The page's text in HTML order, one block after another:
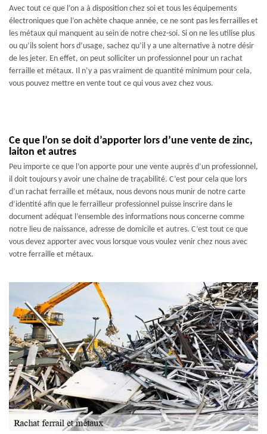
Avec tout ce que l’on a à disposition chez soi et tous les équipements
électroniques que l’on achète chaque année, ce ne sont pas les ferrailles et
les métaux qui manquent au sein de notre chez-soi. Si on ne les utilise plus
ou qu’ils soient hors d’usage, sachez qu’il y a une alternative à notre désir
de les jeter. En effet, on peut solliciter un professionnel pour un rachat
ferraille et métaux. Il n’y a pas vraiment de quantité minimum pour cela,
vous pouvez mettre en vente tout ce qui vous avez chez vous.
Ce que l’on se doit d’apporter lors d’une vente de zinc,
laiton et autres
Peu importe ce que l’on apporte pour une vente auprès d’un professionnel,
il doit toujours y avoir une chaine de traçabilité. C’est pour cela que lors
d’un rachat ferraille et métaux, nous devons nous munir de notre carte
d’identité afin que le ferrailleur professionnel puisse inscrire dans le
document adéquat l’ensemble des informations nous concerne comme
notre lieu de naissance, adresse de domicile et autres. C’est tout ce que
vous devez apporter avec vous lorsque vous voulez venir chez nous avec
votre ferraille et métaux.